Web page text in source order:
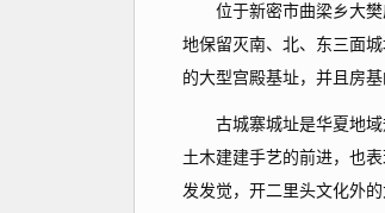
位于新密市曲梁乡大樊
地保留灭南、北、东三面
的大型宫殿基址，并且房
古城寨城址是华夏地域
土木建建手艺的前进，也
发发觉，开二里头文化外